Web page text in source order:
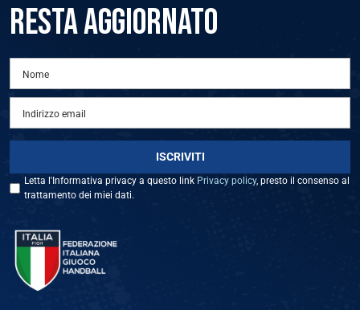
RESTA AGGIORNATO
Letta l'Informativa privacy a questo link Privacy policy, presto il consenso al
trattamento dei miei dati.